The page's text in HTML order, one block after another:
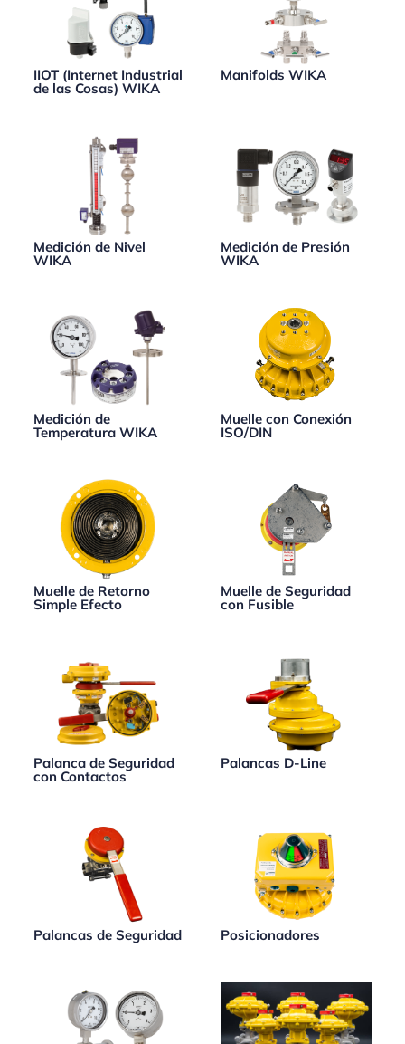
IIOT (Internet Industrial
de las Cosas) WIKA
Manifolds WIKA
Medición de Nivel
WIKA
Medición de Presión
WIKA
Medición de
Temperatura WIKA
Muelle con Conexión
ISO/DIN
Muelle de Retorno
Simple Efecto
Muelle de Seguridad
con Fusible
Palanca de Seguridad
con Contactos
Palancas D-Line
Palancas de Seguridad Posicionadores